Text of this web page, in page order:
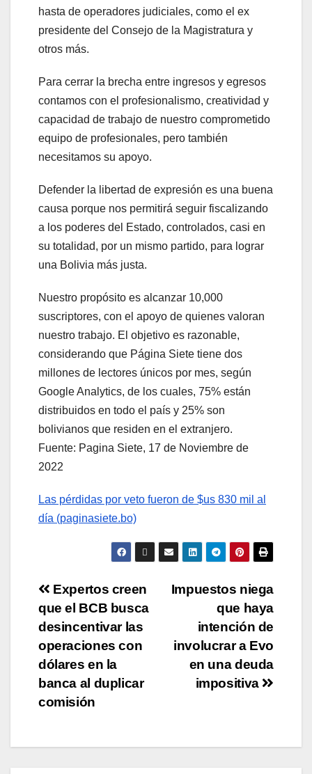
hasta de operadores judiciales, como el ex
presidente del Consejo de la Magistratura y
otros más.
Para cerrar la brecha entre ingresos y egresos
contamos con el profesionalismo, creatividad y
capacidad de trabajo de nuestro comprometido
equipo de profesionales, pero también
necesitamos su apoyo.
Defender la libertad de expresión es una buena
causa porque nos permitirá seguir fiscalizando
a los poderes del Estado, controlados, casi en
su totalidad, por un mismo partido, para lograr
una Bolivia más justa.
Nuestro propósito es alcanzar 10,000
suscriptores, con el apoyo de quienes valoran
nuestro trabajo. El objetivo es razonable,
considerando que Página Siete tiene dos
millones de lectores únicos por mes, según
Google Analytics, de los cuales, 75% están
distribuidos en todo el país y 25% son
bolivianos que residen en el extranjero.
Fuente: Pagina Siete, 17 de Noviembre de
2022
Las pérdidas por veto fueron de $us 830 mil al
día (paginasiete.bo)
Impuestos niega
que haya
intención de
involucrar a Evo
en una deuda
impositiva
Expertos creen
que el BCB busca
desincentivar las
operaciones con
dólares en la
banca al duplicar
comisión